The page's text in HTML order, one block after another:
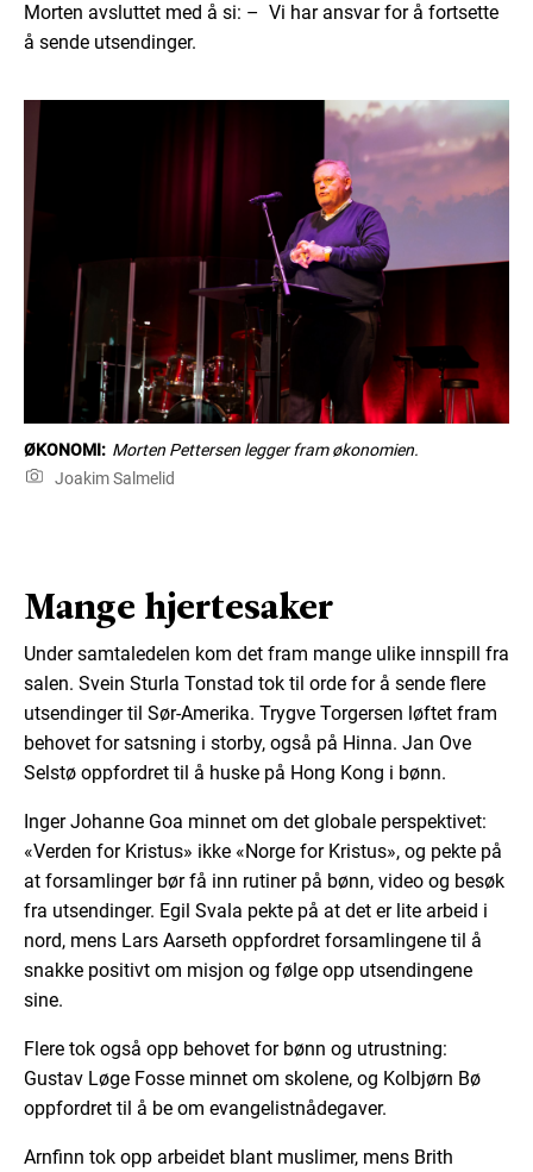
Morten avsluttet med å si: – Vi har ansvar for å fortsette
å sende utsendinger.
ØKONOMI: Morten Pettersen legger fram økonomien.
Joakim Salmelid
Mange hjertesaker
Under samtaledelen kom det fram mange ulike innspill fra
salen. Svein Sturla Tonstad tok til orde for å sende flere
utsendinger til Sør-Amerika. Trygve Torgersen løftet fram
behovet for satsning i storby, også på Hinna. Jan Ove
Selstø oppfordret til å huske på Hong Kong i bønn.
Inger Johanne Goa minnet om det globale perspektivet:
«Verden for Kristus» ikke «Norge for Kristus», og pekte på
at forsamlinger bør få inn rutiner på bønn, video og besøk
fra utsendinger. Egil Svala pekte på at det er lite arbeid i
nord, mens Lars Aarseth oppfordret forsamlingene til å
snakke positivt om misjon og følge opp utsendingene
sine.
Flere tok også opp behovet for bønn og utrustning:
Gustav Løge Fosse minnet om skolene, og Kolbjørn Bø
oppfordret til å be om evangelistnådegaver.
Arnfinn tok opp arbeidet blant muslimer, mens Brith